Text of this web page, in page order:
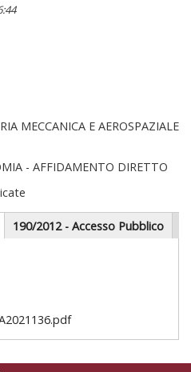
MECCANICA E AEROSPAZIALE
- AFFIDAMENTO DIRETTO
attiva)
190/2012 - Accesso Pubblico